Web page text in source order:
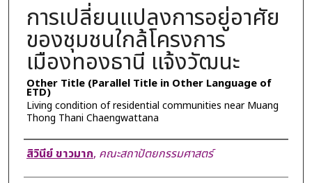
การเปลี่ยนแปลงการอยู่อาศัย
ของชุมชนใกล้โครงการ
เมืองทองธานี แจ้งวัฒนะ
Other Title (Parallel Title in Other Language of
ETD)
Living condition of residential communities near Muang
Thong Thani Chaengwattana
Author
สิวินีย์ ขาวมาก, คณะสถาปัตยกรรมศาสตร์